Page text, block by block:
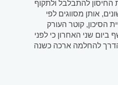
החיסון להתבלבל ולתקוף
אותן מסווגים לפי
הסיכון, קוטר העורק
שני האחרון כי לפני
הדרך להחלמה ארכה כשנה